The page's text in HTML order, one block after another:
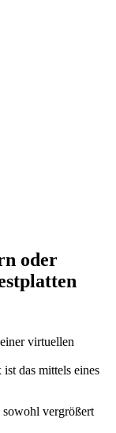
oder
virtuellen
das mittels eines
vergrößert